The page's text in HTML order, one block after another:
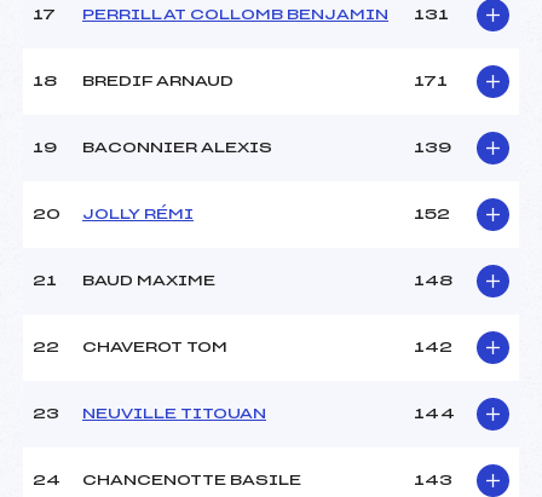
17 PERRILLAT COLLOMB BENJAMIN 131
18 BREDIF ARNAUD 171
19 BACONNIER ALEXIS 139
20 JOLLY RÉMI 152
21 BAUD MAXIME 148
22 CHAVEROT TOM 142
23 NEUVILLE TITOUAN 144
24 CHANCENOTTE BASILE 143